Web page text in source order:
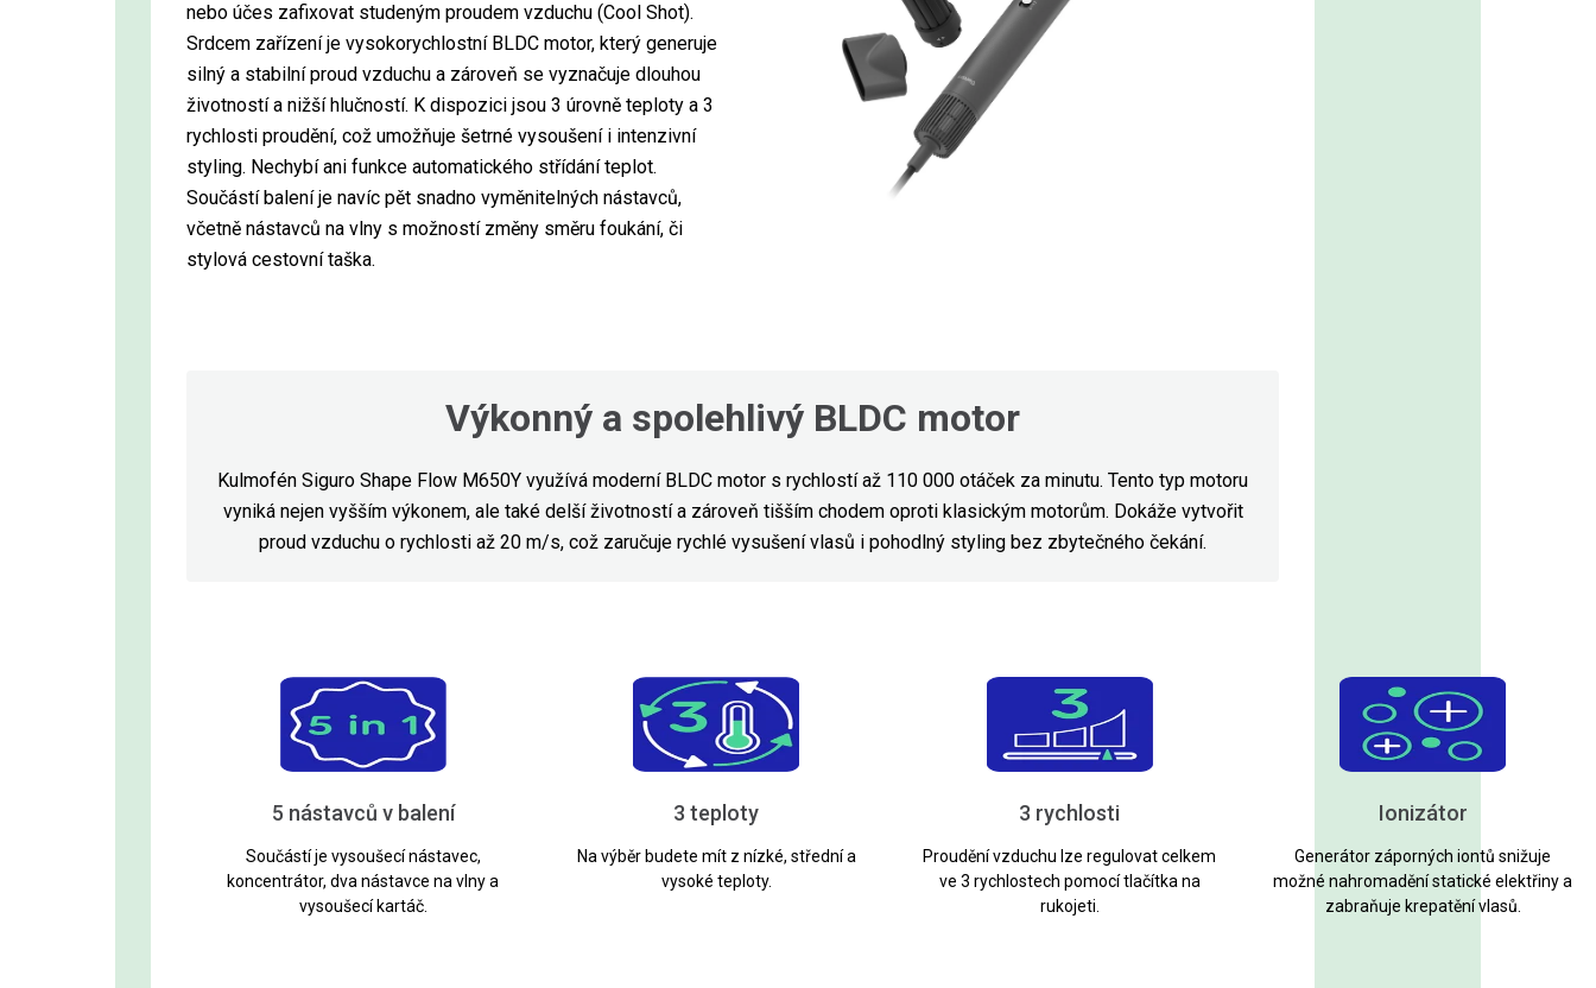
nebo účes zafixovat studeným proudem vzduchu (Cool Shot).
Srdcem zařízení je vysokorychlostní BLDC motor, který generuje
silný a stabilní proud vzduchu a zároveň se vyznačuje dlouhou
životností a nižší hlučností. K dispozici jsou 3 úrovně teploty a 3
rychlosti proudění, což umožňuje šetrné vysoušení i intenzivní
styling. Nechybí ani funkce automatického střídání teplot.
Součástí balení je navíc pět snadno vyměnitelných nástavců,
včetně nástavců na vlny s možností změny směru foukání, či
stylová cestovní taška.
Výkonný a spolehlivý BLDC motor
Kulmofén Siguro Shape Flow M650Y využívá moderní BLDC motor s rychlostí až 110 000 otáček za minutu. Tento typ motoru
vyniká nejen vyšším výkonem, ale také delší životností a zároveň tišším chodem oproti klasickým motorům. Dokáže vytvořit
proud vzduchu o rychlosti až 20 m/s, což zaručuje rychlé vysušení vlasů i pohodlný styling bez zbytečného čekání.
5 nástavců v balení
Součástí je vysoušecí nástavec,
koncentrátor, dva nástavce na vlny a
vysoušecí kartáč.
3 teploty
Na výběr budete mít z nízké, střední a
vysoké teploty.
3 rychlosti
Proudění vzduchu lze regulovat celkem
ve 3 rychlostech pomocí tlačítka na
rukojeti.
Ionizátor
Generátor záporných iontů snižuje
možné nahromadění statické elektřiny a
zabraňuje krepatění vlasů.